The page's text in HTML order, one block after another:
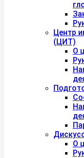
Центр
(ЦИТ)
О
О